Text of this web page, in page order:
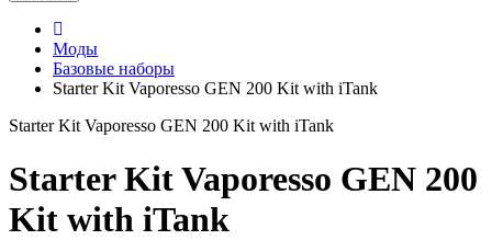
Моды
Базовые наборы
Starter Kit Vaporesso GEN 200 Kit with iTank
Starter Kit Vaporesso GEN 200 Kit with iTank
Starter Kit Vaporesso GEN 200
Kit with iTank